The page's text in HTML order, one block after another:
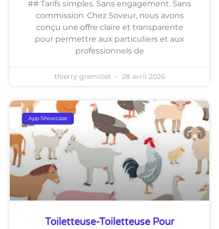
## Tarifs simples. Sans engagement. Sans
commission. Chez Soveur, nous avons
conçu une offre claire et transparente
pour permettre aux particuliers et aux
professionnels de
thierry gremillet 28 avril 2026
App Showcase
Toiletteuse-Toiletteuse Pour